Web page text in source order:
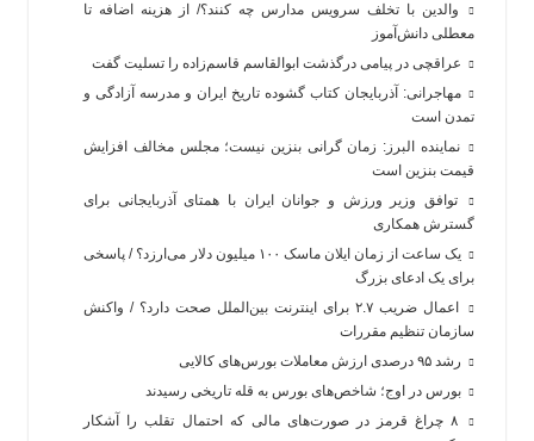
والدین با تخلف سرویس مدارس چه کنند؟/ از هزینه اضافه تا
معطلی دانش‌آموز
عراقچی در پیامی درگذشت ابوالقاسم قاسم‌زاده را تسلیت گفت
مهاجرانی: آذربایجان کتاب گشوده تاریخ ایران و مدرسه آزادگی و
تمدن است
نماینده البرز: زمان گرانی بنزین نیست؛ مجلس مخالف افزایش
قیمت بنزین است
توافق وزیر ورزش و جوانان ایران با همتای آذربایجانی برای
گسترش همکاری
یک ساعت از زمان ایلان ماسک ۱۰۰ میلیون دلار می‌ارزد؟ / پاسخی
برای یک ادعای بزرگ
اعمال ضریب ۲.۷ برای اینترنت بین‌الملل صحت دارد؟ / واکنش
سازمان تنظیم مقررات
رشد ۹۵ درصدی ارزش معاملات بورس‌های کالایی
بورس در اوج؛ شاخص‌های بورس به قله تاریخی رسیدند
۸ چراغ قرمز در صورت‌های مالی که احتمال تقلب را آشکار